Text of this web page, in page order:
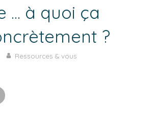
... à quoi ça
?
Ressources & vous